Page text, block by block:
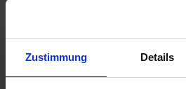
Zustimmung Details
Bitte geben Sie Ihre Einwilligungs-
Sie uns bezüglich Ihrer Einwilligung
Ihre Einwilligung trifft auf die